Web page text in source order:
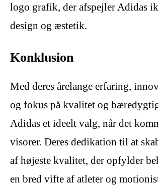
logo grafik, der afspejler Adidas
design og æstetik.
Konklusion
Med deres årelange erfaring,
og fokus på kvalitet og
Adidas et ideelt valg, når det
visorer. Deres dedikation til at
af højeste kvalitet, der opfylder
en bred vifte af atleter og